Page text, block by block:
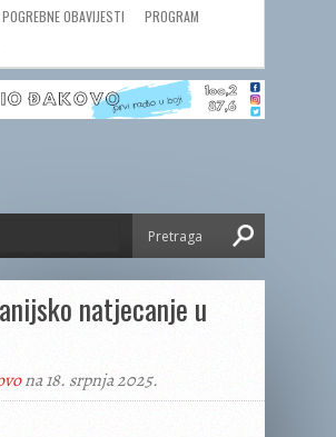
POGREBNE OBAVIJESTI
PROGRAM
natjecanje u
na 18. srpnja 2025.